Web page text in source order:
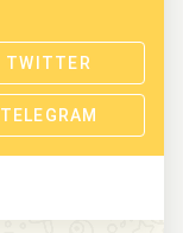
TWITTER
TELEGRAM